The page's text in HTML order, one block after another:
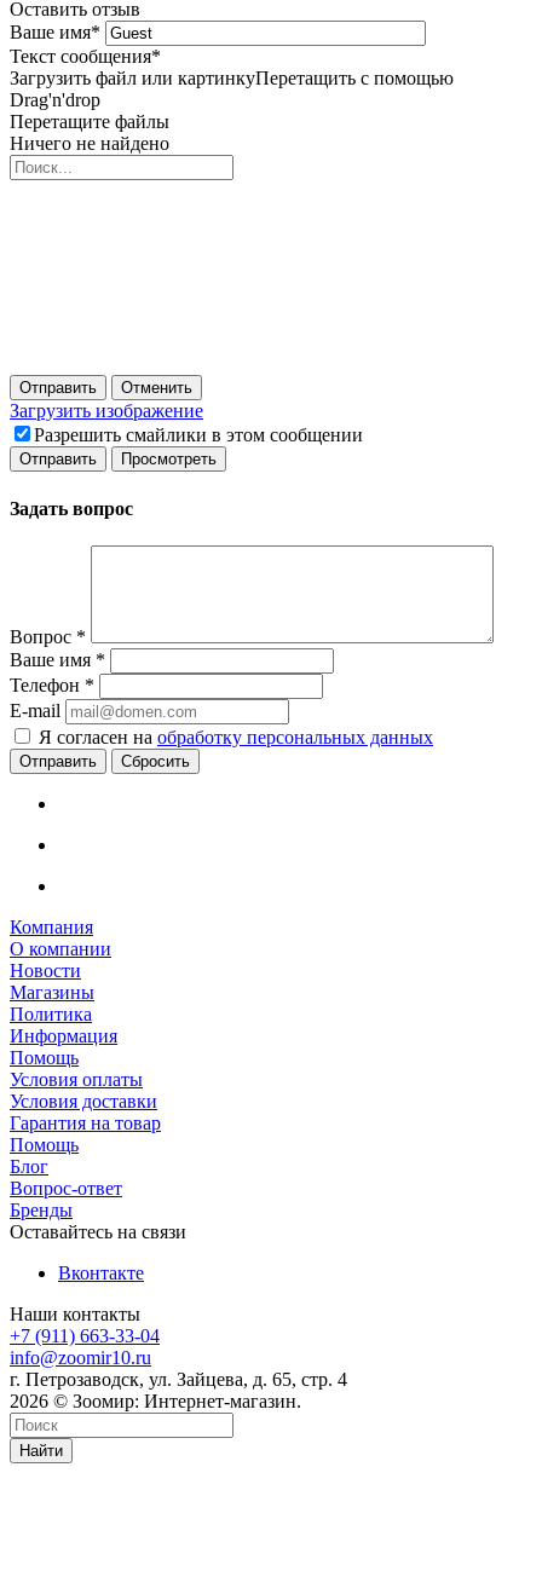
Оставить отзыв
Ваше имя*
Текст сообщения*
Загрузить файл или картинкуПеретащить с помощью
Drag'n'drop
Перетащите файлы
Ничего не найдено
Отправить Отменить
Загрузить изображение
Разрешить смайлики в этом сообщении
Задать вопрос
Вопрос *
Ваше имя *
Телефон *
E-mail
Я согласен на обработку персональных данных
Сбросить
Компания
О компании
Новости
Магазины
Политика
Информация
Помощь
Условия оплаты
Условия доставки
Гарантия на товар
Помощь
Блог
Вопрос-ответ
Бренды
Оставайтесь на связи
Вконтакте
Наши контакты
+7 (911) 663-33-04
info@zoomir10.ru
г. Петрозаводск, ул. Зайцева, д. 65, стр. 4
2026 © Зоомир: Интернет-магазин.
Найти